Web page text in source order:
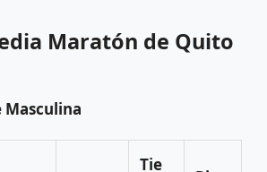
Maratón de Quito
Masculina
Tie